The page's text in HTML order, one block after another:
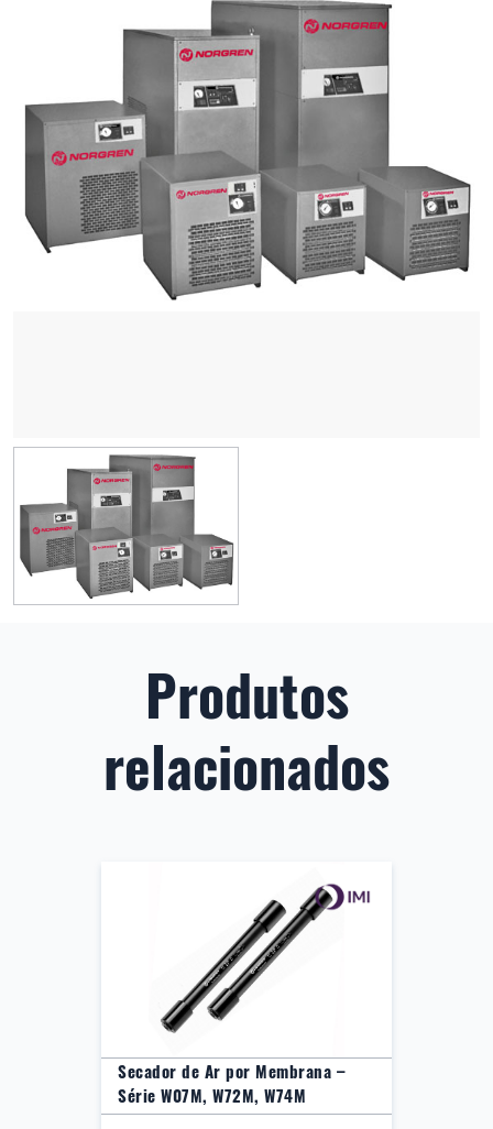
Produtos
relacionados
Secador de Ar por Membrana –
Série W07M, W72M, W74M